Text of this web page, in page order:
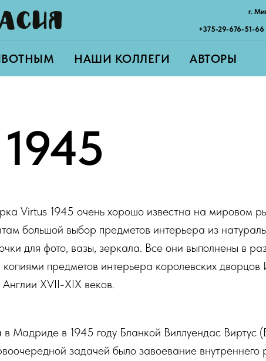
г.
+375-29-676-51-
НАШИ КОЛЛЕГИ АВТОРЫ
Virtus 1945 очень хорошо известна на мировом
большой выбор предметов интерьера из
для фото, вазы, зеркала. Все они выполнены в
предметов интерьера королевских дворцов
XVII-XIX веков.
Мадриде в 1945 году Бланкой Виллуендас Виртус
задачей было завоевание внутреннего